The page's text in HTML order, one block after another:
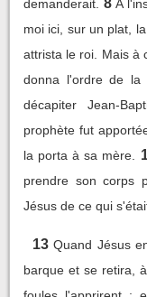
demanderait. 8 A
moi ici, sur un plat,
attrista le roi. Mais à
donna l'ordre de la
décapiter Jean-
prophète fut
la porta à sa mère.
prendre son corps
Jésus de ce qui
13 Quand Jésus
barque et se retira,